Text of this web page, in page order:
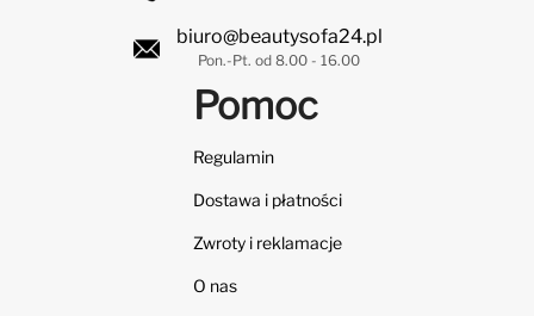
biuro@beautysofa24.pl
Pon.-Pt. od 8.00 - 16.00
Pomoc
Regulamin
Dostawa i płatności
Zwroty i reklamacje
O nas